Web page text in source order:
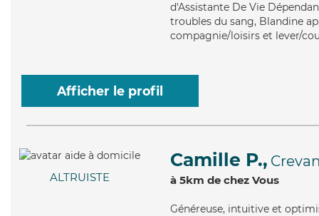
d'Assistante De Vie
troubles du sang, Blandine
compagnie/loisirs et lever/
Afficher le profil
ALTRUISTE
Camille P.,
à 5km de chez Vous
Généreuse, intuitive et